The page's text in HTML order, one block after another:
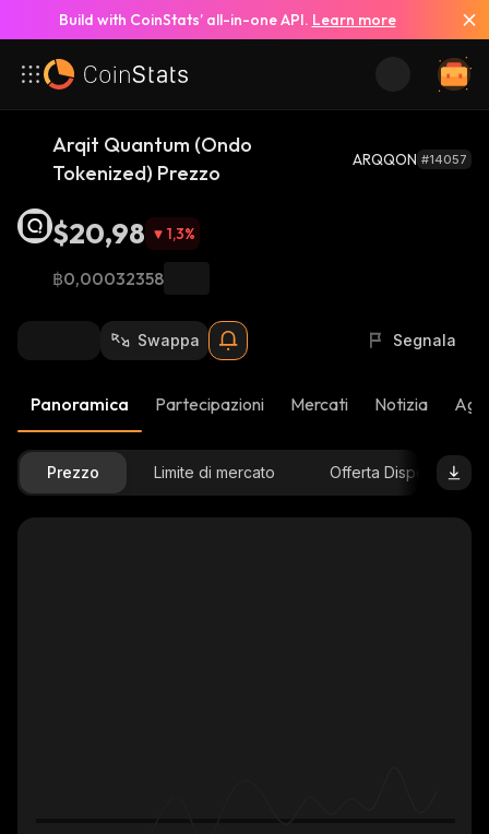
Build with CoinStats’ all-in-one API. Learn more
Arqit Quantum (Ondo
Tokenized) Prezzo
ARQQON #14057
$20,98 1,3%
฿0,00032358
Swappa Segnala
Panoramica Partecipazioni Mercati Notizia
Prezzo Limite di mercato Offerta Disponibile